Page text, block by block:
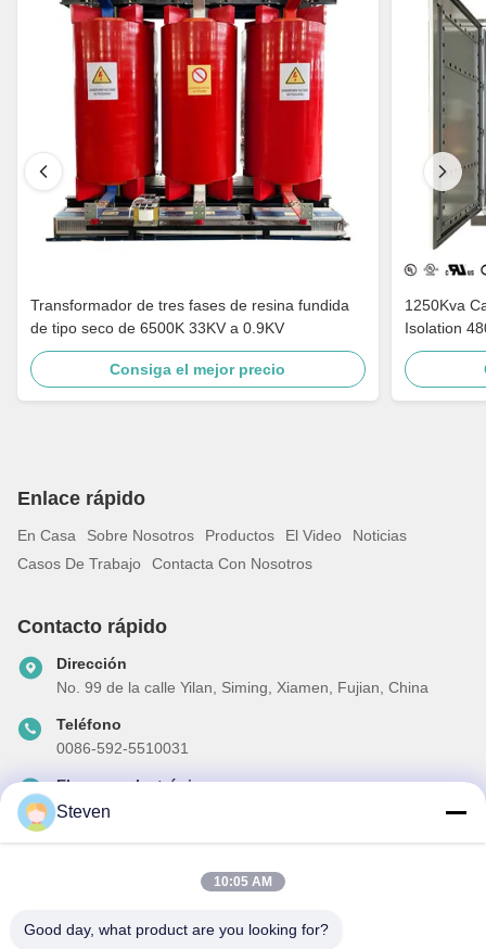
Transformador de tres fases de resina fundida
de tipo seco de 6500K 33KV a 0.9KV
Consiga el mejor precio
1250Kva Cast Resin Dry Type Transformers
Isolation
Enlace rápido
En Casa Sobre Nosotros Productos El Video
Noticias
Casos De Trabajo
Contacta Con Nosotros
Contacto rápido
Dirección
No. 99 de la calle Yilan, Siming, Xiamen, Fujian, China
Teléfono
0086-592-5510031
El correo electrónico
steven@winley-electric.com
Suscríbete a nuestro boletín para obtener descuentos y más.
Steven
10:05 AM
Good day, what product are you looking for?